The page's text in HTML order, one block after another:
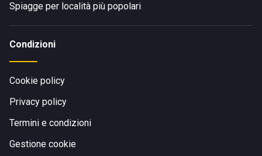
Spiagge per località più popolari
Condizioni
Cookie policy
Privacy policy
Termini e condizioni
Gestione cookie